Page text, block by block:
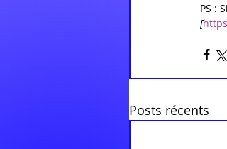
PS :
[
Posts récents